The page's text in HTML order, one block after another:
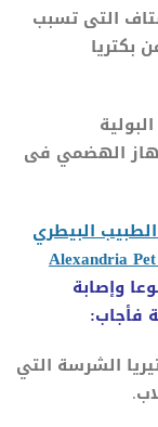
التى تسبب
بكتريا
الهضمي فى
البيطري
ومدير مركز الإسكندرية للحيوانات الأليفة Alexandria Pet
وإصابة
فأجاب:
الشرسة التي